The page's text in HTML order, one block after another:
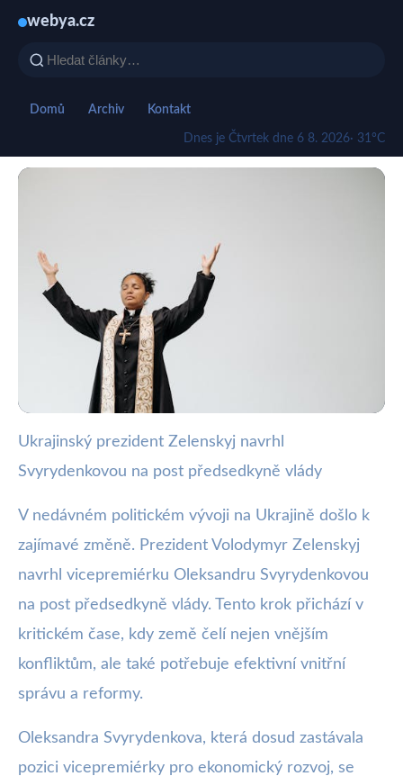
webya.cz
Domů Archiv Kontakt
Dnes je Čtvrtek dne 6 8. 2026· 31°C
webya.cz
Zelenskyj navrhuje první ženu na
premiérku Ukrajiny
15. 7. 2025 · 3 min čtení · Autor: Nela Švecová
Ukrajinský prezident Zelenskyj navrhl
Svyrydenkovou na post předsedkyně vlády
V nedávném politickém vývoji na Ukrajině došlo k
zajímavé změně. Prezident Volodymyr Zelenskyj
navrhl vicepremiérku Oleksandru Svyrydenkovou
na post předsedkyně vlády. Tento krok přichází v
kritickém čase, kdy země čelí nejen vnějším
konfliktům, ale také potřebuje efektivní vnitřní
správu a reformy.
Oleksandra Svyrydenkova, která dosud zastávala
pozici vicepremiérky pro ekonomický rozvoj, se